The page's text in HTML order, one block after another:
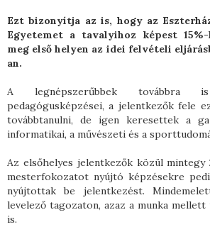
Ezt bizonyítja az is, hogy az
Egyetemet a tavalyihoz képest
meg első helyen az idei felvételi
an.
A legnépszerűbbek továbbra
pedagógusképzései, a jelentkezők fele
továbbtanulni, de igen keresettek a
informatikai, a művészeti és a
Az elsőhelyes jelentkezők közül mintegy
mesterfokozatot nyújtó képzésekre
nyújtottak be jelentkezést.
levelező tagozaton, azaz a munka mellett
is.